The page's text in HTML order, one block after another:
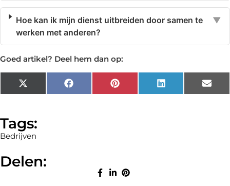
Hoe kan ik mijn dienst uitbreiden door samen te
werken met anderen?
▼
Goed artikel? Deel hem dan op:
X
(Twitter)
Facebook Pinterest LinkedIn
Tags:
Bedrijven
Delen: